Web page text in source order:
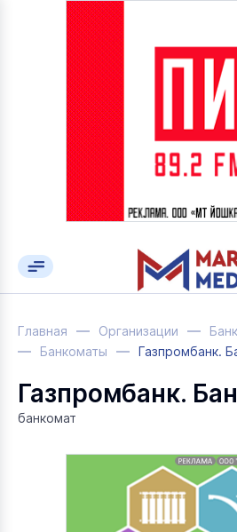
Главная Организации
Банкоматы
Газпромбанк.
Газпромбанк.
банкомат